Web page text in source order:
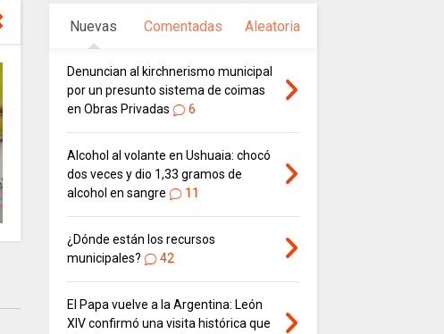
Nuevas Comentadas Aleatoria
Denuncian al kirchnerismo municipal
por un presunto sistema de coimas
en Obras Privadas
6
Alcohol al volante en Ushuaia: chocó
dos veces y dio 1,33 gramos de
alcohol en sangre
11
¿Dónde están los recursos
municipales?
42
El Papa vuelve a la Argentina: León
XIV confirmó una visita histórica que